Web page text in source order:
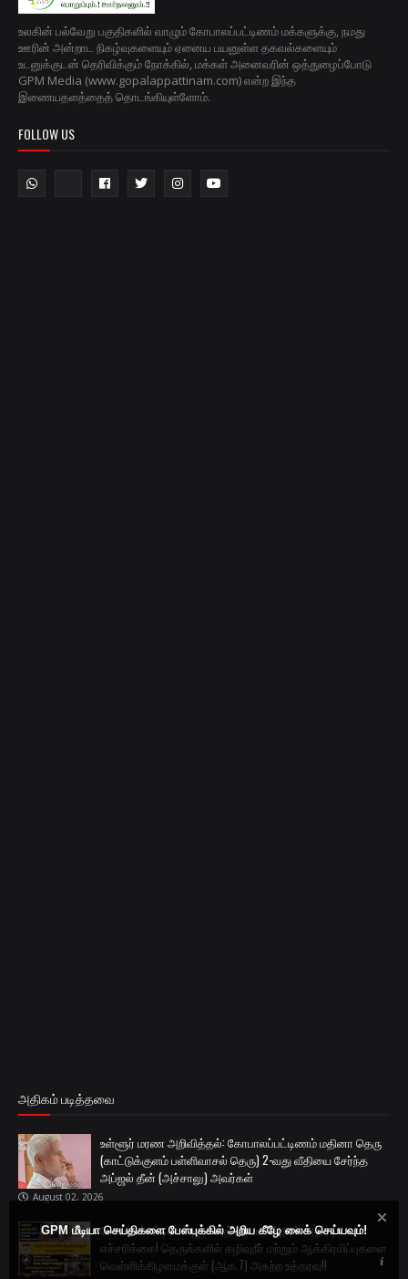
உலகின் பல்வேறு பகுதிகளில் வாழும் கோபாலப்பட்டிணம் மக்களுக்கு, நமது
ஊரின் அன்றாட நிகழ்வுகளையும் ஏனைய பயனுள்ள தகவல்களையும்
உடனுக்குடன் தெரிவிக்கும் நோக்கில், மக்கள் அனைவரின் ஒத்துழைப்போடு
GPM Media (www.gopalappattinam.com) என்ற இந்த
இணையதளத்தைத் தொடங்கியுள்ளோம்.
FOLLOW US
அதிகம் படித்தவை
உள்ளூர் மரண அறிவித்தல்: கோபாலப்பட்டிணம் மதினா தெரு
(காட்டுக்குளம் பள்ளிவாசல் தெரு) 2-வது வீதியை சேர்ந்த
அப்ஜல் தீன் (அச்சாலு) அவர்கள்
August 02, 2026
கோபாலப்பட்டிணம் ஜமாஅத் நிர்வாகத்தின் அதிரடி
எச்சரிக்கை! தெருக்களில் கழிவுநீர் மற்றும் ஆக்கிரமிப்புகளை
வெள்ளிக்கிழமைக்குள் (ஆக.7) அகற்ற உத்தரவு!!
GPM மீடியா செய்திகளை பேஸ்புக்கில் அறிய கீழே லைக் செய்யவும்!